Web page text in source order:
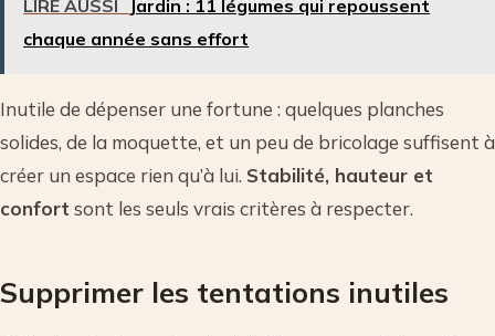
LIRE AUSSI
Jardin : 11 légumes qui repoussent
chaque année sans effort
Inutile de dépenser une fortune : quelques planches
solides, de la moquette, et un peu de bricolage suffisent à
créer un espace rien qu’à lui. Stabilité, hauteur et
confort sont les seuls vrais critères à respecter.
Supprimer les tentations inutiles